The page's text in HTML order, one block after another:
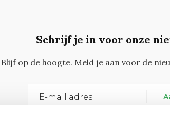
Schrijf je in voor onze
Blijf op de hoogte. Meld je aan voor de